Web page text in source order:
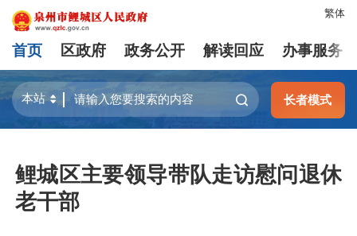
繁体
首页 区政府 政务公开 解读回应 办事服务
长者模式
鲤城区主要领导带队走访慰问退休
老干部